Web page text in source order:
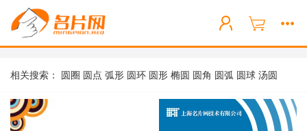
相关搜索： 圆圈 圆点 弧形 圆环 圆形 椭圆 圆角 圆弧 圆球 汤圆